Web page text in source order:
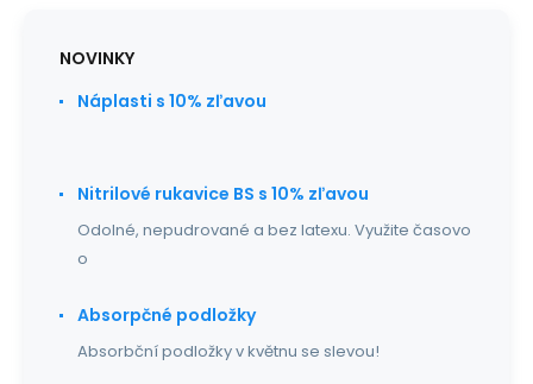
NOVINKY
Náplasti s 10% zľavou
Nitrilové rukavice BS s 10% zľavou
Odolné, nepudrované a bez latexu. Využite časovo
o
Absorpčné podložky
Absorbční podložky v květnu se slevou!